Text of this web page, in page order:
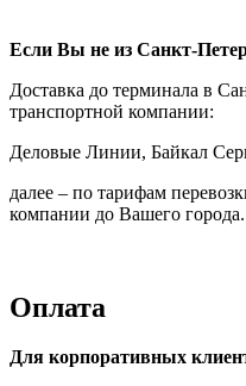
Если Вы не из Санкт-
Доставка до терминала в
транспортной компании:
Деловые Линии, Байкал
далее – по тарифам
компании до Вашего города.
Оплата
Для корпоративных